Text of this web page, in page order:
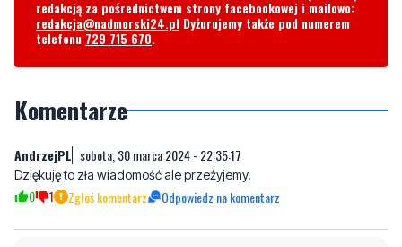
redakcją za pośrednictwem strony facebookowej i mailowo:
redakcja@nadmorski24.pl Dyżurujemy także pod numerem
telefonu 729 715 670.
Komentarze
AndrzejPL sobota, 30 marca 2024 - 22:35:17
Dziękuję to zła wiadomość ale przeżyjemy.
0 1 Zgłoś komentarz Odpowiedz na komentarz